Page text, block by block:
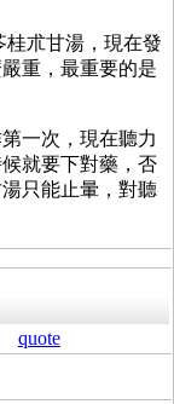
朮甘湯，現在發
重，最重要的是
一次，現在聽力
就要下對藥，否
只能止暈，對聽
quote